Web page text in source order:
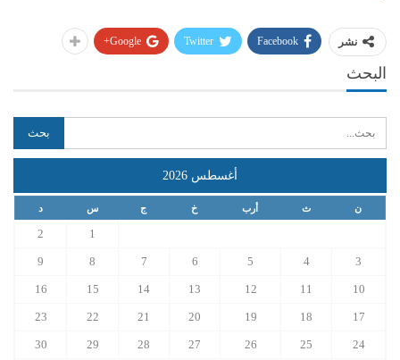
نشر Facebook
Twitter
Google+
البحث
أغسطس 2026
ن ث أرب خ ج س د
1
2
3
4
5
6
7
8
9
10
11
12
13
14
15
16
17
18
19
20
21
22
23
24
25
26
27
28
29
30